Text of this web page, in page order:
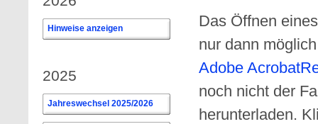
Hinweise anzeigen
2025
Jahreswechsel 2025/2026
Das Öffnen
nur dann
Adobe
noch nicht der
herunterladen.